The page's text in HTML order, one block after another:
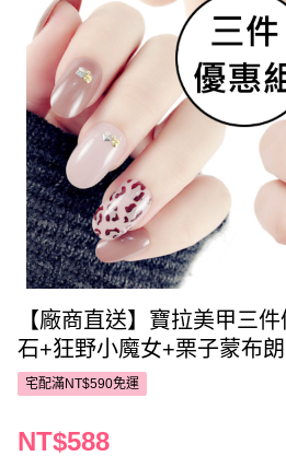
【廠商直送】寶拉美甲三
石+狂野小魔女+栗子蒙布朗
宅配滿NT$590免運
NT$588